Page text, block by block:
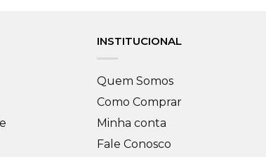
INSTITUCIONAL
Quem Somos
Como Comprar
Minha conta
Fale Conosco